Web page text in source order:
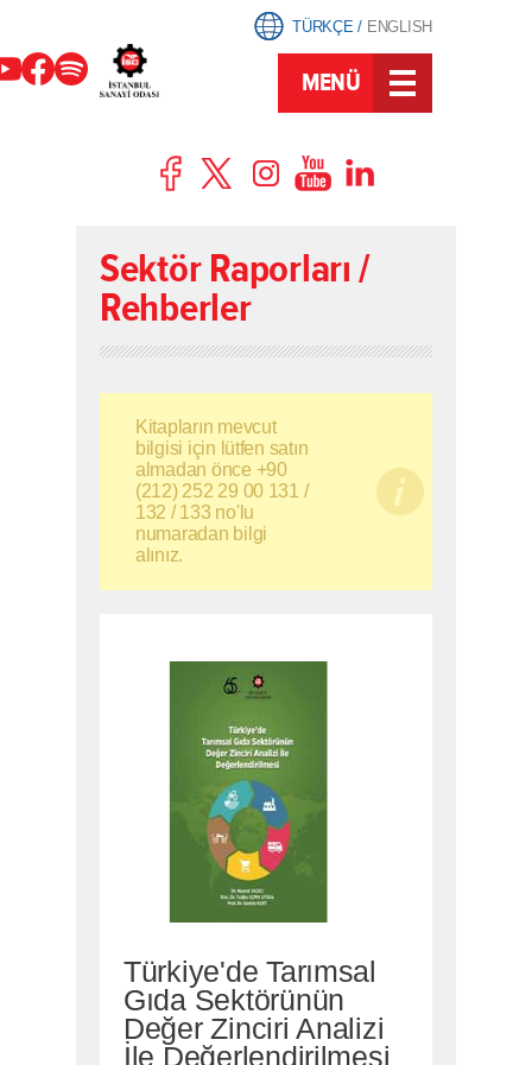
TÜRKÇE/ ENGLISH
MENÜ
Sektör Raporları /
Rehberler
Kitapların mevcut
bilgisi için lütfen satın
almadan önce +90
(212) 252 29 00 131 /
132 / 133 no'lu
numaradan bilgi
alınız.
Türkiye'de Tarımsal
Gıda Sektörünün
Değer Zinciri Analizi
İle Değerlendirilmesi